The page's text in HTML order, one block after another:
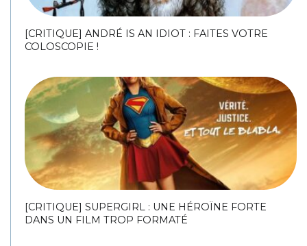
[CRITIQUE] ANDRÉ IS AN IDIOT : FAITES VOTRE
COLOSCOPIE !
[CRITIQUE] SUPERGIRL : UNE HÉROÏNE FORTE
DANS UN FILM TROP FORMATÉ